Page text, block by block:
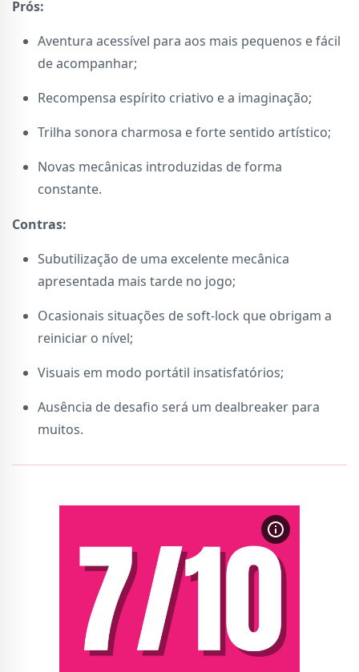
Prós:
Aventura acessível para aos mais pequenos e fácil
de acompanhar;
Recompensa espírito criativo e a imaginação;
Trilha sonora charmosa e forte sentido artístico;
Novas mecânicas introduzidas de forma
constante.
Contras:
Subutilização de uma excelente mecânica
apresentada mais tarde no jogo;
Ocasionais situações de soft-lock que obrigam a
reiniciar o nível;
Visuais em modo portátil insatisfatórios;
Ausência de desafio será um dealbreaker para
muitos.